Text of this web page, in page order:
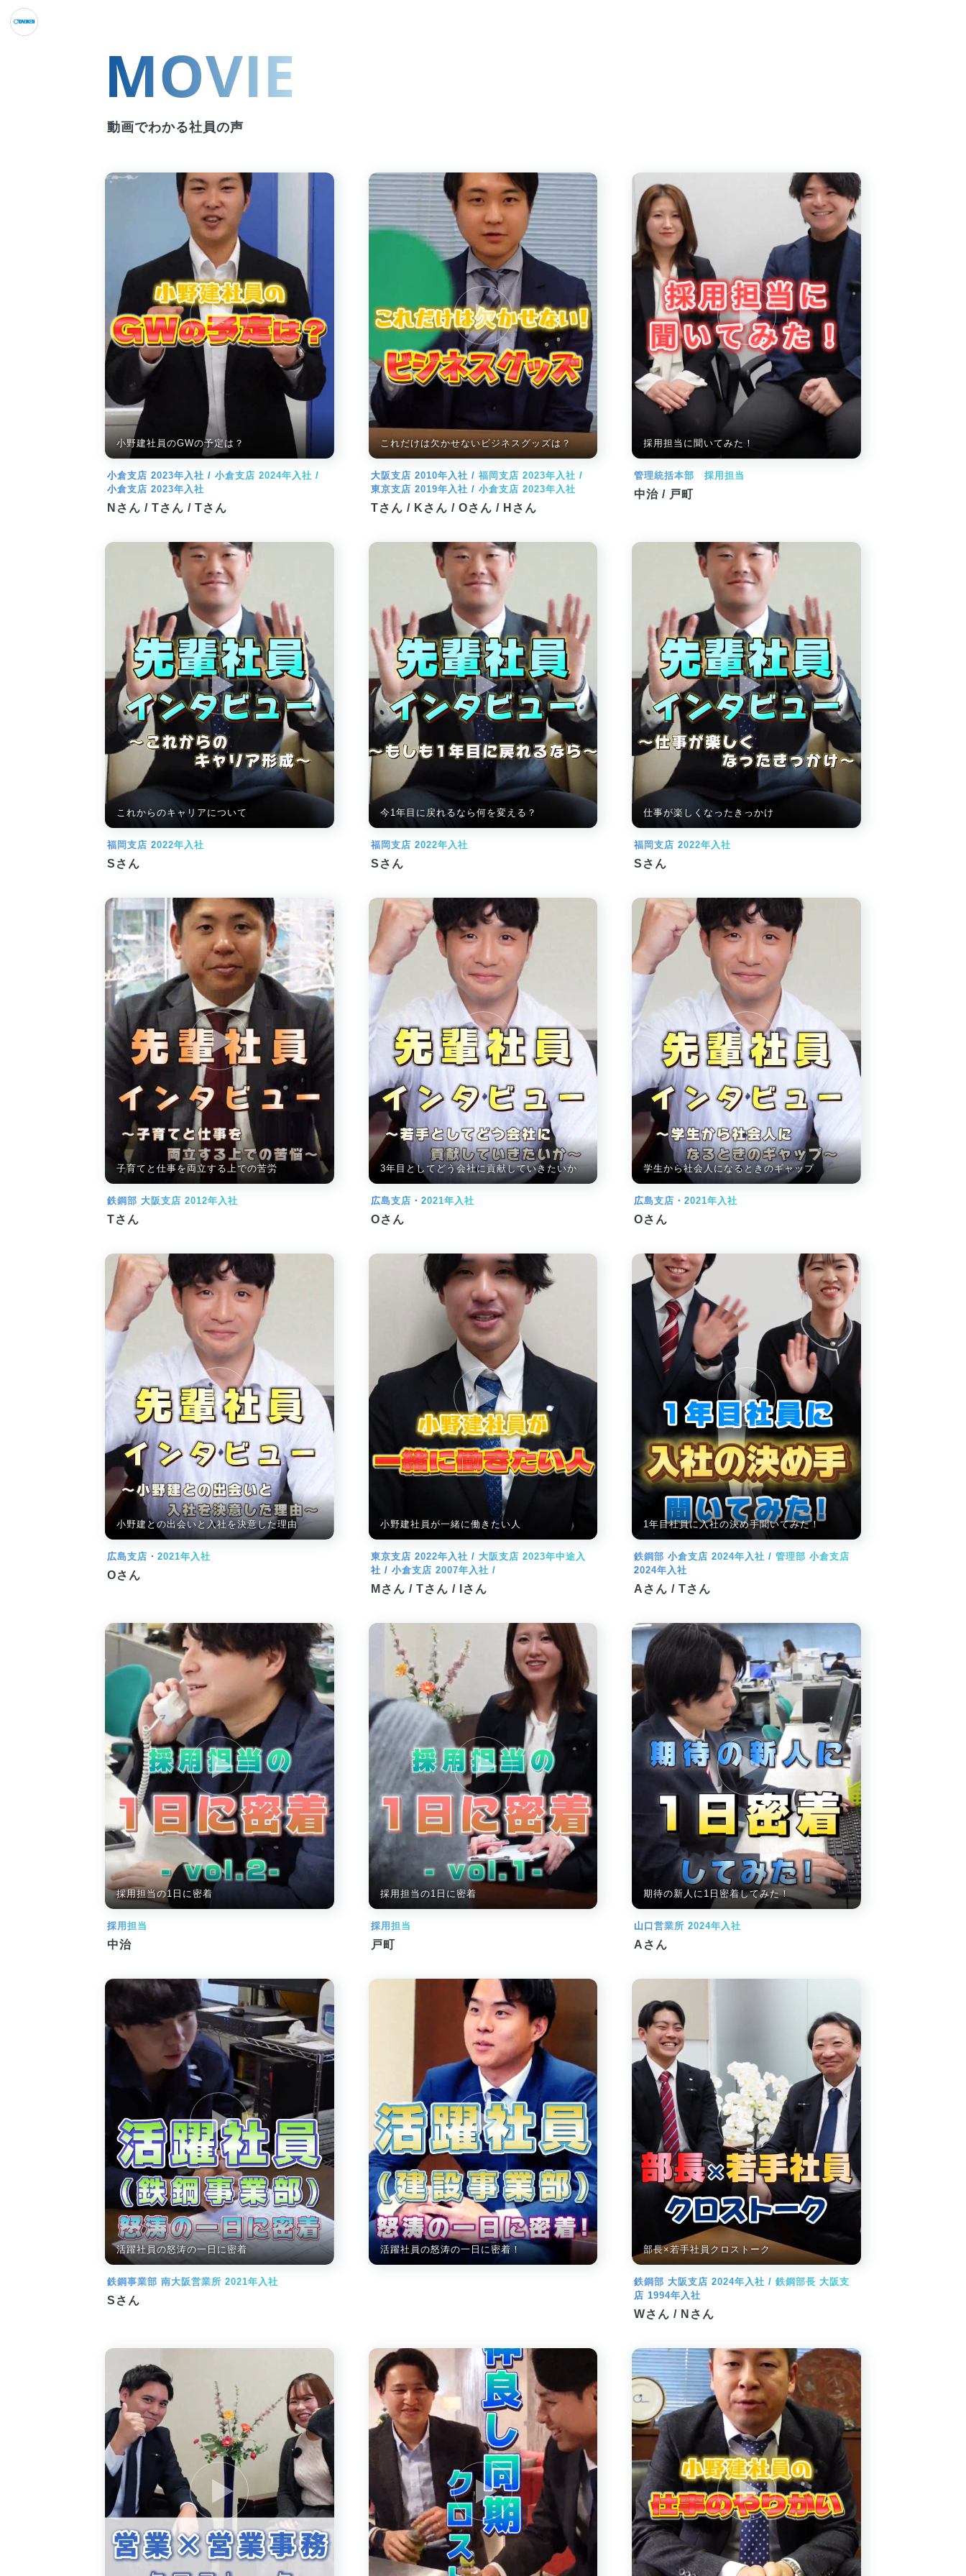
MOVIE
動画でわかる社員の声
小野建社員のGWの予定は？
小倉支店 2023年入社 / 小倉支店 2024年入社 /
小倉支店 2023年入社
Nさん / Tさん / Tさん
これだけは欠かせないビジネスグッズは？
大阪支店 2010年入社 / 福岡支店 2023年入社 /
東京支店 2019年入社 / 小倉支店 2023年入社
Tさん / Kさん / Oさん / Hさん
採用担当に聞いてみた！
管理統括本部 採用担当
中治 / 戸町
これからのキャリアについて
福岡支店 2022年入社
Sさん
今1年目に戻れるなら何を変える？
福岡支店 2022年入社
Sさん
仕事が楽しくなったきっかけ
福岡支店 2022年入社
Sさん
子育てと仕事を両立する上での苦労
鉄鋼部 大阪支店 2012年入社
Tさん
3年目としてどう会社に貢献していきたいか
広島支店・2021年入社
Oさん
学生から社会人になるときのギャップ
広島支店・2021年入社
Oさん
小野建との出会いと入社を決意した理由
広島支店・2021年入社
Oさん
小野建社員が一緒に働きたい人
東京支店 2022年入社 / 大阪支店 2023年中途入
社 / 小倉支店 2007年入社 /
Mさん / Tさん / Iさん
1年目社員に入社の決め手聞いてみた！
鉄鋼部 小倉支店 2024年入社 / 管理部 小倉支店
2024年入社
Aさん / Tさん
採用担当の1日に密着
採用担当
中治
採用担当の1日に密着
採用担当
戸町
期待の新人に1日密着してみた！
山口営業所 2024年入社
Aさん
活躍社員の怒涛の一日に密着
鉄鋼事業部 南大阪営業所 2021年入社
Sさん
活躍社員の怒涛の一日に密着！ 部長×若手社員クロストーク
鉄鋼部 大阪支店 2024年入社 / 鉄鋼部長 大阪支
店 1994年入社
Wさん / Nさん